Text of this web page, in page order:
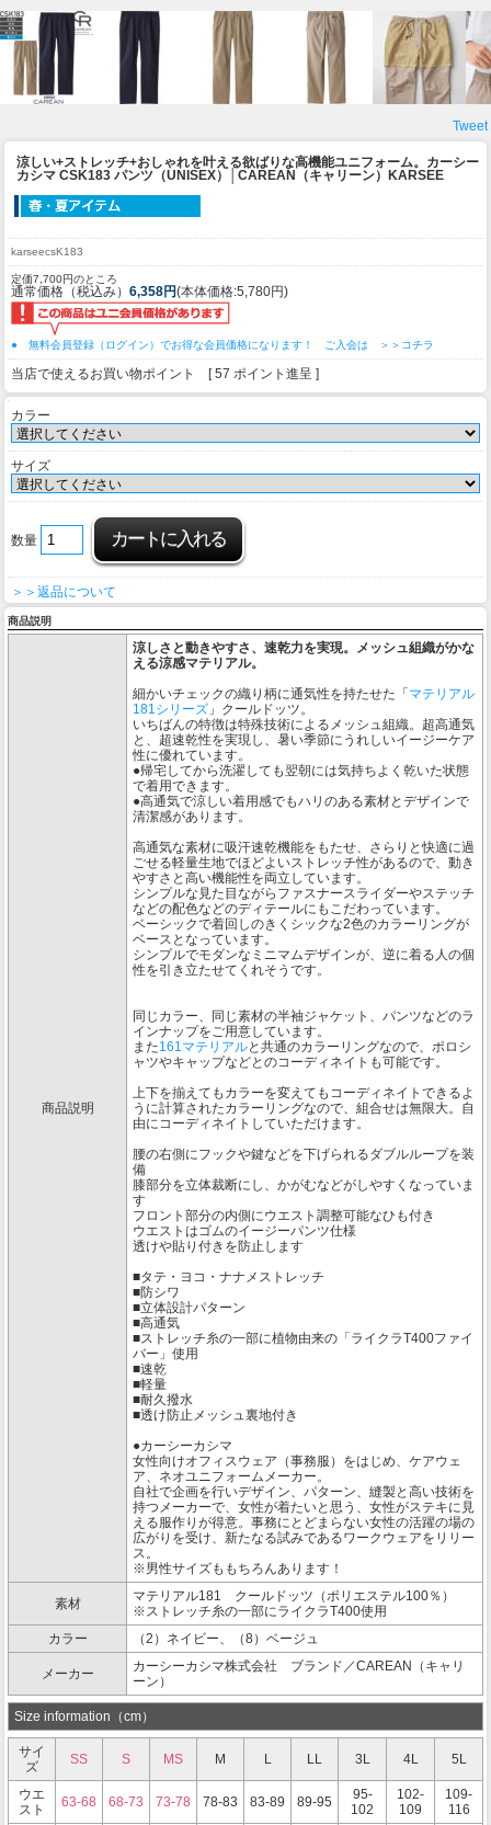
Tweet
涼しい+ストレッチ+おしゃれを叶える欲ばりな高機能ユニフォーム。 カーシー
カシマ CSK183 パンツ（UNISEX）│CAREAN（キャリーン）KARSEE
karseecsK183
定価7,700円のところ
通常価格（税込み） 6,358円(本体価格:5,780円)
● 無料会員登録（ログイン）でお得な会員価格になります！ ご入会は ＞＞コチラ
当店で使えるお買い物ポイント [ 57 ポイント進呈 ]
カラー
サイズ
数量
＞＞返品について
商品説明
商品説明
涼しさと動きやすさ、速乾力を実現。メッシュ組織がかな
える涼感マテリアル。
細かいチェックの織り柄に通気性を持たせた「 マテリアル
181シリーズ 」クールドッツ。
いちばんの特徴は特殊技術によるメッシュ組織。超高通気
と、超速乾性を実現し、暑い季節にうれしいイージーケア
性に優れています。
●帰宅してから洗濯しても翌朝には気持ちよく乾いた状態
で着用できます。
●高通気で涼しい着用感でもハリのある素材とデザインで
清潔感があります。
高通気な素材に吸汗速乾機能をもたせ、さらりと快適に過
ごせる軽量生地でほどよいストレッチ性があるので、動き
やすさと高い機能性を両立しています。
シンプルな見た目ながらファスナースライダーやステッチ
などの配色などのディテールにもこだわっています。
ベーシックで着回しのきくシックな2色のカラーリングが
ベースとなっています。
シンプルでモダンなミニマムデザインが、逆に着る人の個
性を引き立たせてくれそうです。
同じカラー、同じ素材の半袖ジャケット、パンツなどのラ
インナップをご用意しています。
また161マテリアルと共通のカラーリングなので、ポロシ
ャツやキャップなどとのコーディネイトも可能です。
上下を揃えてもカラーを変えてもコーディネイトできるよ
うに計算されたカラーリングなので、組合せは無限大。自
由にコーディネイトしていただけます。
腰の右側にフックや鍵などを下げられるダブルループを装
備
膝部分を立体裁断にし、かがむなどがしやすくなっていま
す
フロント部分の内側にウエスト調整可能なひも付き
ウエストはゴムのイージーパンツ仕様
透けや貼り付きを防止します
■タテ・ヨコ・ナナメストレッチ
■防シワ
■立体設計パターン
■高通気
■ストレッチ糸の一部に植物由来の「ライクラT400ファイ
バー」使用
■速乾
■軽量
■耐久撥水
■透け防止メッシュ裏地付き
●カーシーカシマ
女性向けオフィスウェア（事務服）をはじめ、ケアウェ
ア、ネオユニフォームメーカー。
自社で企画を行いデザイン、パターン、縫製と高い技術を
持つメーカーで、女性が着たいと思う、女性がステキに見
える服作りが得意。事務にとどまらない女性の活躍の場の
広がりを受け、新たなる試みであるワークウェアをリリー
ス。
※男性サイズももちろんあります！
素材
マテリアル181 クールドッツ（ポリエステル100％）
※ストレッチ糸の一部にライクラT400使用
カラー
（2）ネイビー、（8）ベージュ
メーカー
カーシーカシマ株式会社 ブランド／CAREAN（キャリ
ーン）
Size information（cm）
サイ
ズ
SS S MS M L LL 3L 4L 5L
ウエ
スト
63-68 68-73 73-78 78-83 83-89 89-95
95-
102
102-
109
109-
116